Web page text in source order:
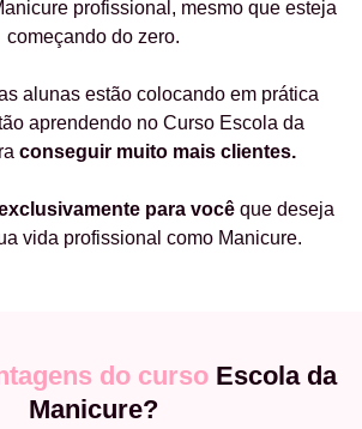
profissional, mesmo que esteja
começando do zero.
alunas estão colocando em prática
aprendendo no Curso Escola da
conseguir muito mais clientes.
para vocêque deseja
vida profissional como Manicure.
do curso Escola da
Manicure?